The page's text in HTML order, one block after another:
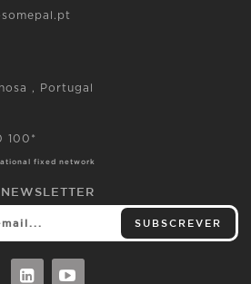
, Portugal
100*
fixed network
NEWSLETTER
SUBSCREVER